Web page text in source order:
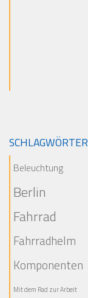
SCHLAGWÖRTER
Beleuchtung
Berlin
Fahrrad
Fahrradhelm
Komponenten
Mit dem Rad zur Arbeit